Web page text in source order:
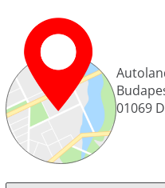
01069